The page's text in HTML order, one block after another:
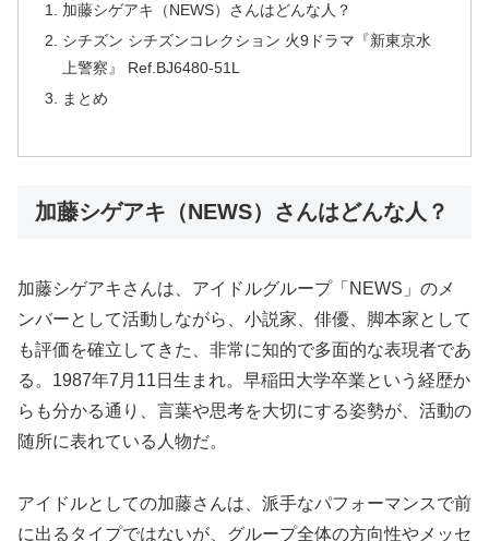
加藤シゲアキ（NEWS）さんはどんな人？
シチズン シチズンコレクション 火9ドラマ『新東京水
上警察』 Ref.BJ6480-51L
まとめ
加藤シゲアキ（NEWS）さんはどんな人？
加藤シゲアキさんは、アイドルグループ「NEWS」のメ
ンバーとして活動しながら、小説家、俳優、脚本家として
も評価を確立してきた、非常に知的で多面的な表現者であ
る。1987年7月11日生まれ。早稲田大学卒業という経歴か
らも分かる通り、言葉や思考を大切にする姿勢が、活動の
随所に表れている人物だ。
アイドルとしての加藤さんは、派手なパフォーマンスで前
に出るタイプではないが、グループ全体の方向性やメッセ